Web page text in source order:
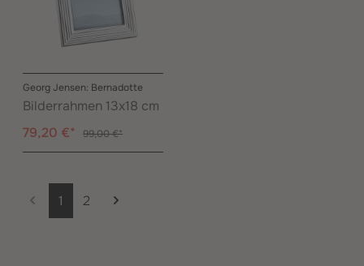
Georg Jensen: Bernadotte
Bilderrahmen 13x18 cm
79,20 €*
99,00 €*
Seite
1 Seite
2